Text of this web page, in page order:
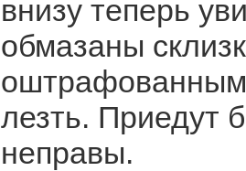
внизу теперь
обмазаны
лезть. Приедут
неправы.